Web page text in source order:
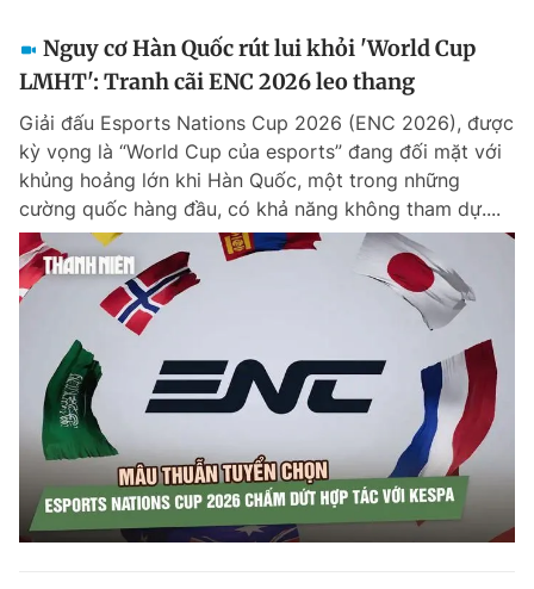
Chuyên mục khác
Chào ngày mới Tin 24h
Tin thị trường
Video Magazine
Sản phẩm khác
Tiện ích Bạn cần biết
Thông tin tài khoản
Đổi mật khẩu
Tin đã lưu
Tin đã xem
Đăng xuất
Nguy cơ Hàn Quốc rút lui khỏi 'World Cup
LMHT': Tranh cãi ENC 2026 leo thang
Giải đấu Esports Nations Cup 2026 (ENC 2026), được
kỳ vọng là “World Cup của esports” đang đối mặt với
khủng hoảng lớn khi Hàn Quốc, một trong những
cường quốc hàng đầu, có khả năng không tham dự....